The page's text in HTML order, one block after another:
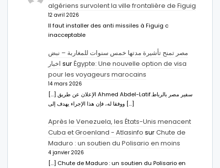
algériens survolent la ville frontalière de Figuig
12 avril 2026
Il faut installer des anti missiles à Figuig c
inacceptable
مصر تمنح تأشيرة مدتها خمس سنوات للمغاربة – نبض
اخبار surÉgypte: Une nouvelle option de visa
pour les voyageurs marocains
14 mars 2026
[…] الإعلان عن طريق Ahmed Abdel-Latifسفير مصر بالرباط.
ووفقا له، فإن هذا الإجراء يهدف إلى […]
Après le Venezuela, les États-Unis menacent
Cuba et Groenland - Atlasinfo surChute de
Maduro : un soutien du Polisario en moins
4 janvier 2026
[…] Chute de Maduro : un soutien du Polisario en